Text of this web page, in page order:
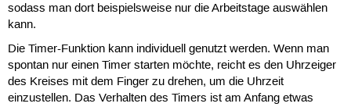
sodass man dort beispielsweise nur die Arbeitstage auswählen
kann.
Die Timer-Funktion kann individuell genutzt werden. Wenn man
spontan nur einen Timer starten möchte, reicht es den Uhrzeiger
des Kreises mit dem Finger zu drehen, um die Uhrzeit
einzustellen. Das Verhalten des Timers ist am Anfang etwas